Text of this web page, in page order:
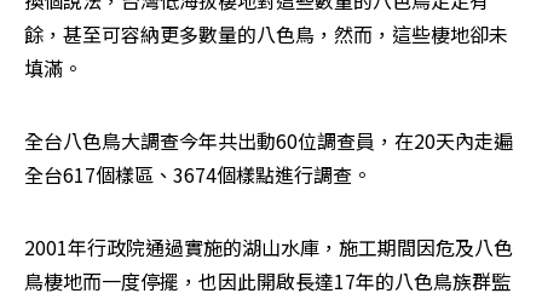
餘，甚至可容納更多數量的八色鳥，然而，這些棲地卻未
填滿。
全台八色鳥大調查今年共出動60位調查員，在20天內走遍
全台617個樣區、3674個樣點進行調查。
2001年行政院通過實施的湖山水庫，施工期間因危及八色
鳥棲地而一度停擺，也因此開啟長達17年的八色鳥族群監